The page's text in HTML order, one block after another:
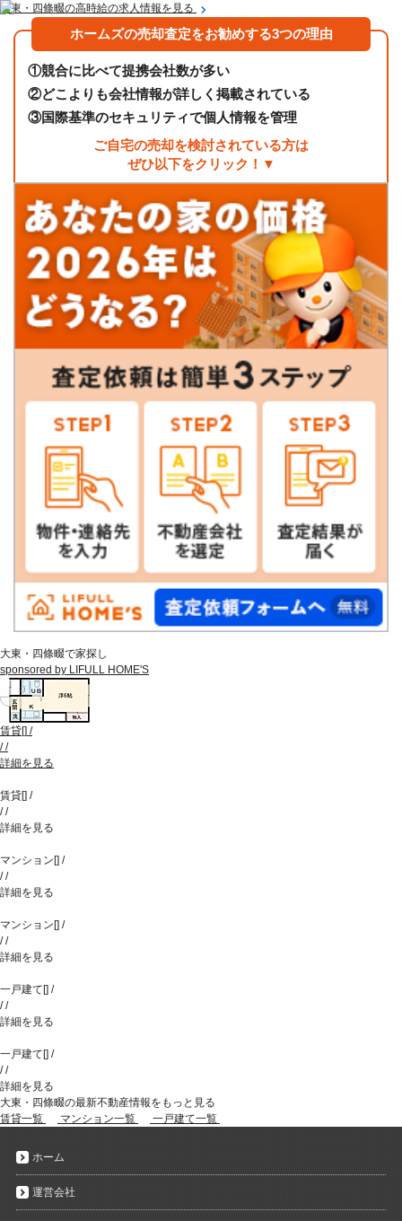
大東・四條畷の高時給の求人情報を見る
ホームズの売却査定をお勧めする3つの理由
①競合に比べて提携会社数が多い
②どこよりも会社情報が詳しく掲載されている
③国際基準のセキュリティで個人情報を管理
ご自宅の売却を検討されている方は
ぜひ以下をクリック！▼
大東・四條畷で家探し
sponsored by LIFULL HOME'S
賃貸[] /
//
詳細を見る
賃貸[] /
//
詳細を見る
マンション [] /
//
詳細を見る
マンション [] /
//
詳細を見る
一戸建て [] /
//
詳細を見る
一戸建て [] /
//
詳細を見る
大東・四條畷の最新不動産情報をもっと見る
賃貸一覧
マンション一覧 一戸建て一覧
ホーム
運営会社